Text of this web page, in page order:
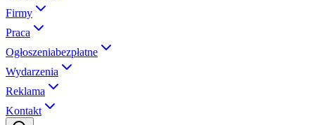
Firmy
Praca
Ogłoszeniabezpłatne
Wydarzenia
Reklama
Kontakt